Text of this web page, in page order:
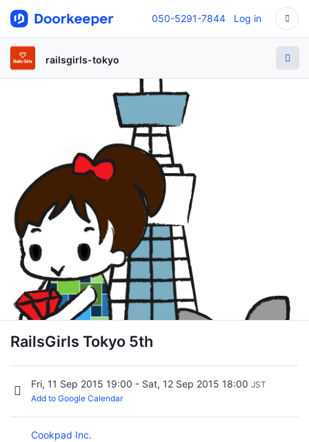
050-5291-7844 Log in
railsgirls-tokyo
RailsGirls Tokyo 5th
Fri, 11 Sep 2015 19:00 - Sat, 12 Sep 2015 18:00 JST
Add to Google Calendar
Cookpad Inc.